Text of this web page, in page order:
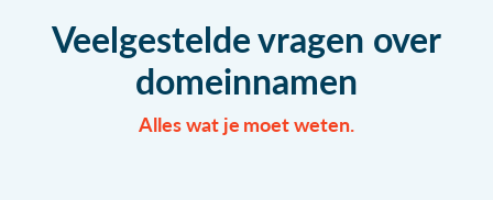
Veelgestelde vragen over
domeinnamen
Alles wat je moet weten.